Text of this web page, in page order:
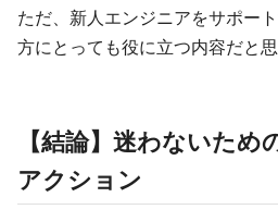
ただ、新人エンジニアをサポー
方にとっても役に立つ内容だと思
【結論】迷わないた
アクション